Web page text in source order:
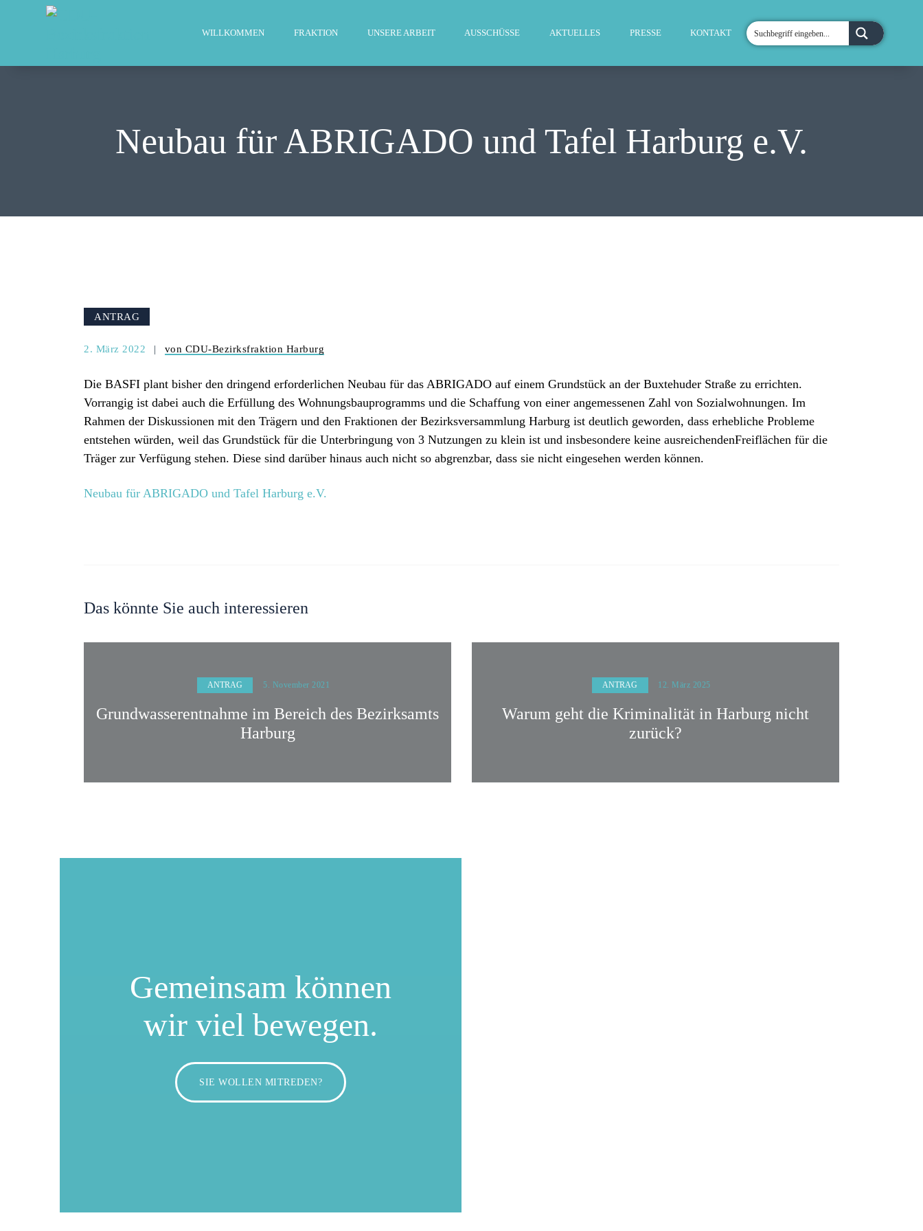
WILLKOMMEN FRAKTION UNSERE ARBEIT AUSSCHÜSSE AKTUELLES PRESSE KONTAKT
Neubau für ABRIGADO und Tafel Harburg e.V.
AKTUELLES
KONTAKT
ANTRAG
2. März 2022 von CDU-Bezirksfraktion Harburg
Die BASFI plant bisher den dringend erforderlichen Neubau für das ABRIGADO auf einem Grundstück an der Buxtehuder Straße zu errichten.
Vorrangig ist dabei auch die Erfüllung des Wohnungsbauprogramms und die Schaffung von einer angemessenen Zahl von Sozialwohnungen. Im
Rahmen der Diskussionen mit den Trägern und den Fraktionen der Bezirksversammlung Harburg ist deutlich geworden, dass erhebliche Probleme
entstehen würden, weil das Grundstück für die Unterbringung von 3 Nutzungen zu klein ist und insbesondere keine ausreichendenFreiflächen für die
Träger zur Verfügung stehen. Diese sind darüber hinaus auch nicht so abgrenzbar, dass sie nicht eingesehen werden können.
Neubau für ABRIGADO und Tafel Harburg e.V.
Das könnte Sie auch interessieren
ANTRAG 5. November 2021
Grundwasserentnahme im Bereich des Bezirksamts
Harburg
ANTRAG 12. März 2025
Warum geht die Kriminalität in Harburg nicht
zurück?
Gemeinsam können
wir viel bewegen.
SIE WOLLEN MITREDEN?